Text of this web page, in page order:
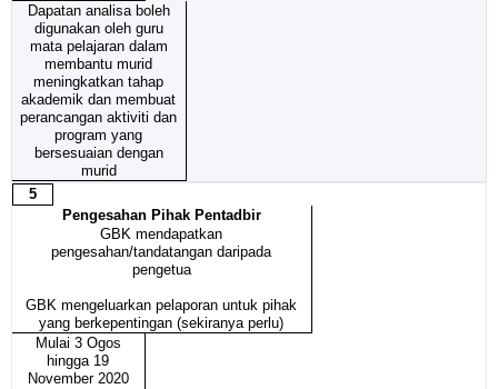
Dapatan analisa boleh
digunakan oleh guru
mata pelajaran dalam
membantu murid
meningkatkan tahap
akademik dan membuat
perancangan aktiviti dan
program yang
bersesuaian dengan
murid
5
Pengesahan Pihak Pentadbir
GBK mendapatkan
pengesahan/tandatangan daripada
pengetua
GBK mengeluarkan pelaporan untuk pihak
yang berkepentingan (sekiranya perlu)
Mulai 3 Ogos
hingga 19
November 2020